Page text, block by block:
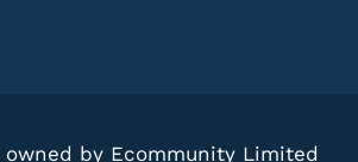
owned by Ecommunity Limited